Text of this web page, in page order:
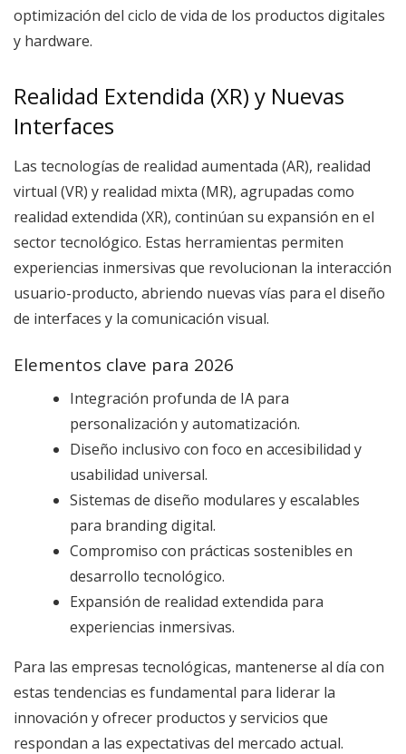
optimización del ciclo de vida de los productos digitales
y hardware.
Realidad Extendida (XR) y Nuevas
Interfaces
Las tecnologías de realidad aumentada (AR), realidad
virtual (VR) y realidad mixta (MR), agrupadas como
realidad extendida (XR), continúan su expansión en el
sector tecnológico. Estas herramientas permiten
experiencias inmersivas que revolucionan la interacción
usuario-producto, abriendo nuevas vías para el diseño
de interfaces y la comunicación visual.
Elementos clave para 2026
Integración profunda de IA para
personalización y automatización.
Diseño inclusivo con foco en accesibilidad y
usabilidad universal.
Sistemas de diseño modulares y escalables
para branding digital.
Compromiso con prácticas sostenibles en
desarrollo tecnológico.
Expansión de realidad extendida para
experiencias inmersivas.
Para las empresas tecnológicas, mantenerse al día con
estas tendencias es fundamental para liderar la
innovación y ofrecer productos y servicios que
respondan a las expectativas del mercado actual.